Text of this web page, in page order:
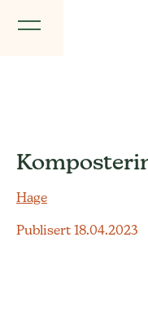
Hage
Publisert 18.04.2023